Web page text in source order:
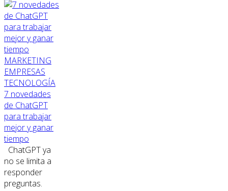
MARKETING
EMPRESAS
TECNOLOGÍA
7 novedades
de ChatGPT
para trabajar
mejor y ganar
tiempo
ChatGPT ya
no se limita a
responder
preguntas.